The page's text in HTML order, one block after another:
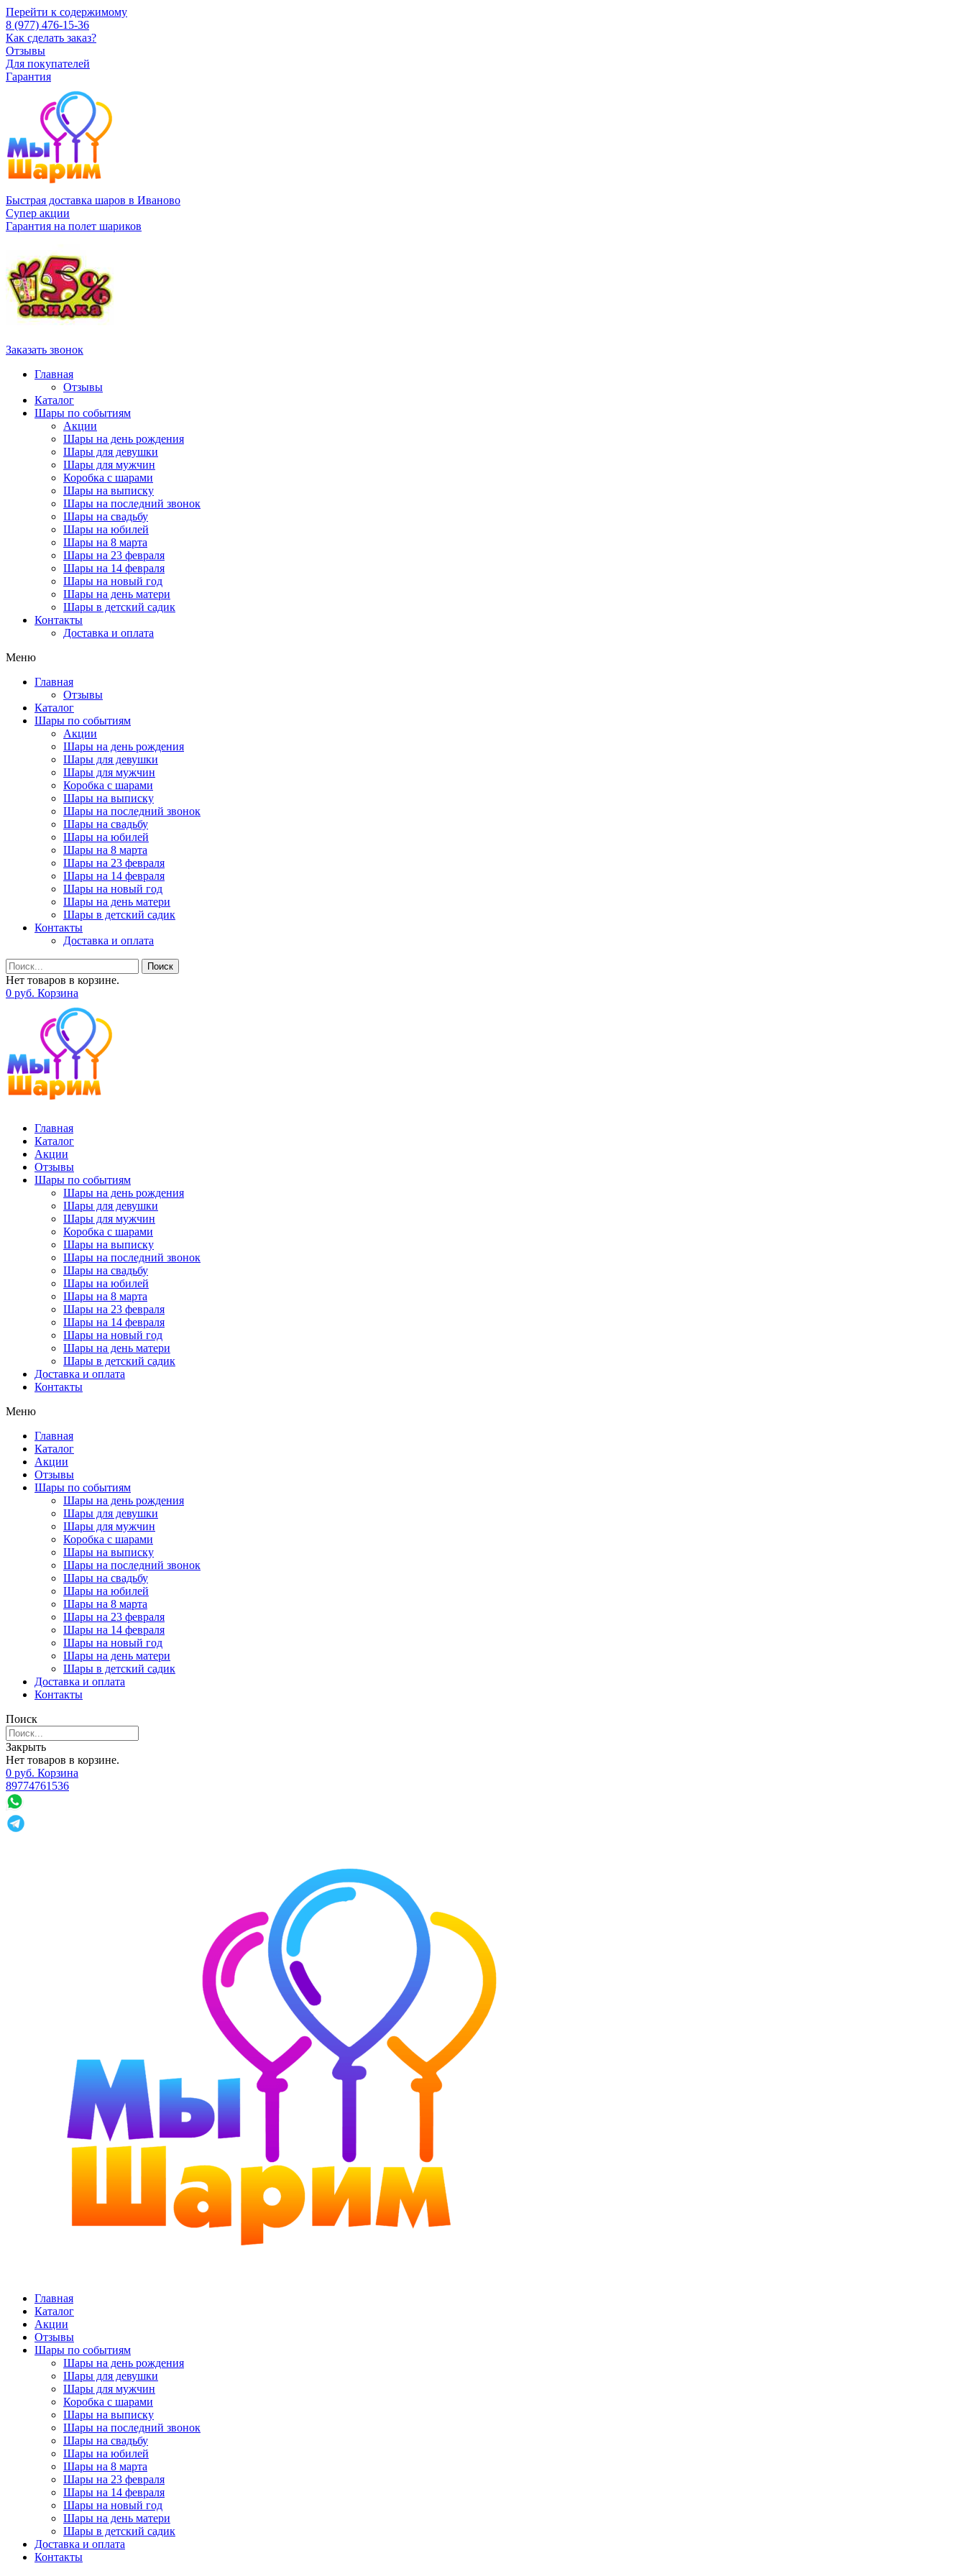
Перейти к содержимому
8 (977) 476-15-36
Как сделать заказ?
Отзывы
Для покупателей
Гарантия
Быстрая доставка шаров в Иваново
Супер акции
Гарантия на полет шариков
Заказать звонок
Главная
Отзывы
Каталог
Шары по событиям
Акции
Шары на день рождения
Шары для девушки
Шары для мужчин
Коробка с шарами
Шары на выписку
Шары на последний звонок
Шары на свадьбу
Шары на юбилей
Шары на 8 марта
Шары на 23 февраля
Шары на 14 февраля
Шары на новый год
Шары на день матери
Шары в детский садик
Контакты
Доставка и оплата
Меню
Главная
Отзывы
Каталог
Шары по событиям
Акции
Шары на день рождения
Шары для девушки
Шары для мужчин
Коробка с шарами
Шары на выписку
Шары на последний звонок
Шары на свадьбу
Шары на юбилей
Шары на 8 марта
Шары на 23 февраля
Шары на 14 февраля
Шары на новый год
Шары на день матери
Шары в детский садик
Контакты
Доставка и оплата
Поиск
Нет товаров в корзине.
0 руб. Корзина
Главная
Каталог
Акции
Отзывы
Шары по событиям
Шары на день рождения
Шары для девушки
Шары для мужчин
Коробка с шарами
Шары на выписку
Шары на последний звонок
Шары на свадьбу
Шары на юбилей
Шары на 8 марта
Шары на 23 февраля
Шары на 14 февраля
Шары на новый год
Шары на день матери
Шары в детский садик
Доставка и оплата
Контакты
Меню
Главная
Каталог
Акции
Отзывы
Шары по событиям
Шары на день рождения
Шары для девушки
Шары для мужчин
Коробка с шарами
Шары на выписку
Шары на последний звонок
Шары на свадьбу
Шары на юбилей
Шары на 8 марта
Шары на 23 февраля
Шары на 14 февраля
Шары на новый год
Шары на день матери
Шары в детский садик
Доставка и оплата
Контакты
Поиск
Закрыть
Нет товаров в корзине.
0 руб. Корзина
89774761536
Главная
Каталог
Акции
Отзывы
Шары по событиям
Шары на день рождения
Шары для девушки
Шары для мужчин
Коробка с шарами
Шары на выписку
Шары на последний звонок
Шары на свадьбу
Шары на юбилей
Шары на 8 марта
Шары на 23 февраля
Шары на 14 февраля
Шары на новый год
Шары на день матери
Шары в детский садик
Доставка и оплата
Контакты